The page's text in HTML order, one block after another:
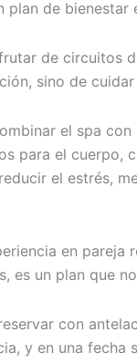
plan de
de circuitos
sino de
el spa
para el cuerpo,
el estrés,
en pareja
es un plan que
con
y en una fecha